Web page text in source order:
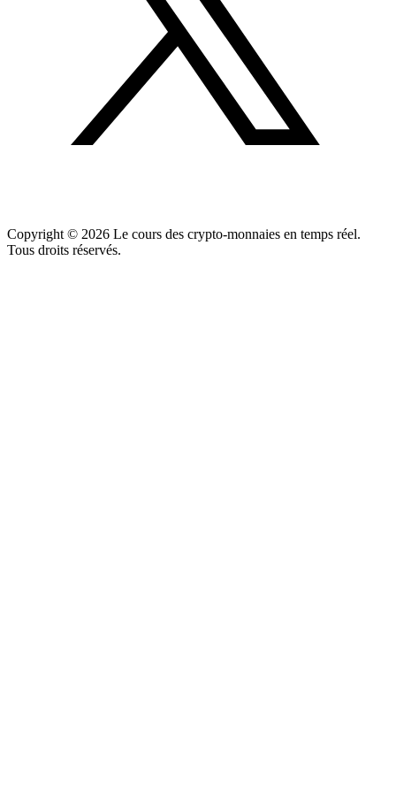
Copyright © 2026 Le cours des crypto-monnaies en temps réel.
Tous droits réservés.